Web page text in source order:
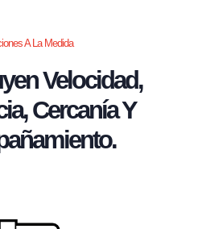
A La Medida
Velocidad,
Cercanía Y